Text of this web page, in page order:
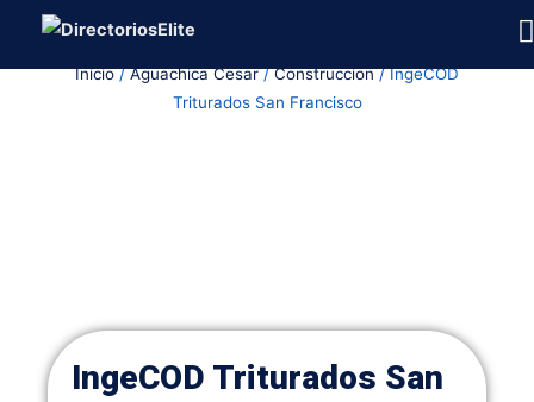
contenidoInicio/Aguachica Cesar/Construccion/ IngeCOD
Triturados San Francisco
IngeCOD Triturados San